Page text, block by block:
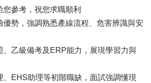
參考，祝您求職順利
優勢，強調熟悉產線流程、危害辨識與安
、乙級備考及ERP能力，展現學習力與
、EHS助理等初階職缺，面試強調懂現